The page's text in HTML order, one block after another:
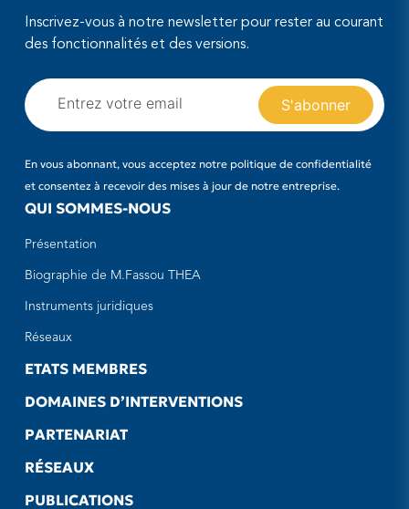
Inscrivez-vous à notre newsletter pour rester au courant
des fonctionnalités et des versions.
En vous abonnant, vous acceptez notre politique de confidentialité
et consentez à recevoir des mises à jour de notre entreprise.
QUI SOMMES-NOUS
Présentation
Biographie de M.Fassou THEA
Instruments juridiques
Réseaux
ETATS MEMBRES
DOMAINES D’INTERVENTIONS
PARTENARIAT
RÉSEAUX
PUBLICATIONS